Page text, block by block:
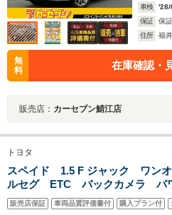
車検
'28/
保証
保
住所
福
無
料
在庫確認・
販売店： カーセブン鯖江店
トヨタ
スペイド 1.5 F ジャック ワン
ルセグ ETC バックカメラ パ
ライト ドライブレコーダー オ
キー
販売店保証 車両品質評価書付 購入プラン付